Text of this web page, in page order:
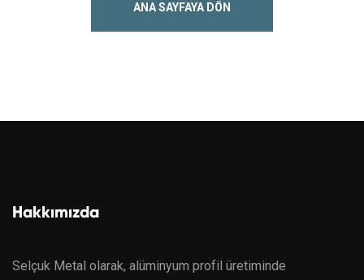
ANA SAYFAYA DÖN
Hakkımızda
Selçuk Metal olarak, alüminyum profil üretiminde